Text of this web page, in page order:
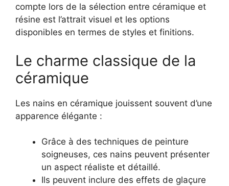
compte lors de la sélection entre céramique et
résine est l’attrait visuel et les options
disponibles en termes de styles et finitions.
Le charme classique de la
céramique
Les nains en céramique jouissent souvent d’une
apparence élégante :
Grâce à des techniques de peinture
soigneuses, ces nains peuvent présenter
un aspect réaliste et détaillé.
Ils peuvent inclure des effets de glaçure